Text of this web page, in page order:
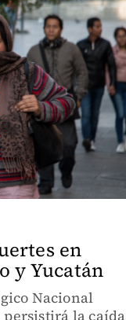
en
y Yucatán
Nacional
la caída